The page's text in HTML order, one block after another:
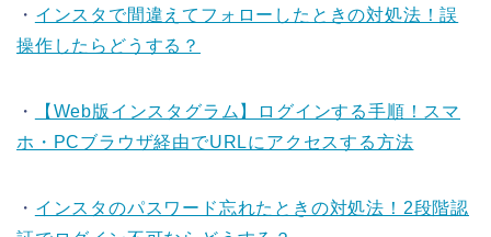
・ インスタで間違えてフォローしたときの対処法！誤
操作したらどうする？
・
【Web版インスタグラム】ログインする手順！スマ
ホ・PCブラウザ経由でURLにアクセスする方法
・ インスタのパスワード忘れたときの対処法！2段階認